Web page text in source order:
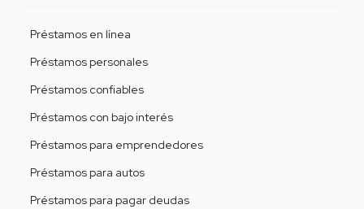
Préstamos en línea
Préstamos personales
Préstamos confiables
Préstamos con bajo interés
Préstamos para emprendedores
Préstamos para autos
Préstamos para pagar deudas